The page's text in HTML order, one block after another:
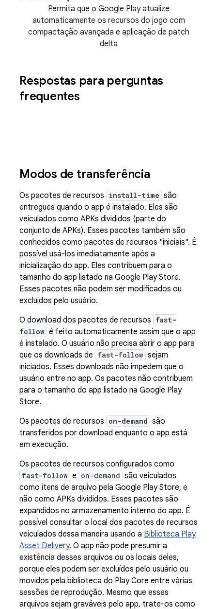
Permita que o Google Play atualize
automaticamente os recursos do jogo com
compactação avançada e aplicação de patch
delta
Respostas para perguntas
frequentes
Modos de transferência
Os pacotes de recursos install-time são
entregues quando o app é instalado. Eles são
veiculados como APKs divididos (parte do
conjunto de APKs). Esses pacotes também são
conhecidos como pacotes de recursos "iniciais". É
possível usá-los imediatamente após a
inicialização do app. Eles contribuem para o
tamanho do app listado na Google Play Store.
Esses pacotes não podem ser modificados ou
excluídos pelo usuário.
O download dos pacotes de recursos fast-
follow é feito automaticamente assim que o app
é instalado. O usuário não precisa abrir o app para
que os downloads de fast-follow sejam
iniciados. Esses downloads não impedem que o
usuário entre no app. Os pacotes não contribuem
para o tamanho do app listado na Google Play
Store.
Os pacotes de recursos on-demand são
transferidos por download enquanto o app está
em execução.
Os pacotes de recursos configurados como
fast-follow e on-demand são veiculados
como itens de arquivo pela Google Play Store, e
não como APKs divididos. Esses pacotes são
expandidos no armazenamento interno do app. É
possível consultar o local dos pacotes de recursos
veiculados dessa maneira usando a Biblioteca Play
Asset Delivery. O app não pode presumir a
existência desses arquivos ou os locais deles,
porque eles podem ser excluídos pelo usuário ou
movidos pela biblioteca do Play Core entre várias
sessões de reprodução. Mesmo que esses
arquivos sejam graváveis pelo app, trate-os como